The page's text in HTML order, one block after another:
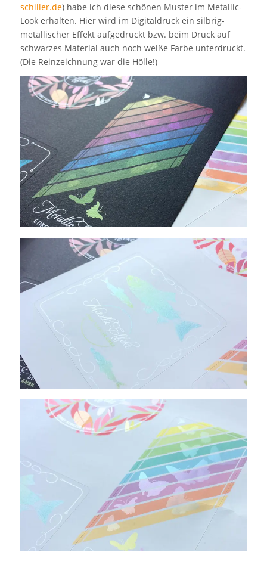
schiller.de) habe ich diese schönen Muster im Metallic-
Look erhalten. Hier wird im Digitaldruck ein silbrig-
metallischer Effekt aufgedruckt bzw. beim Druck auf
schwarzes Material auch noch weiße Farbe unterdruckt.
(Die Reinzeichnung war die Hölle!)